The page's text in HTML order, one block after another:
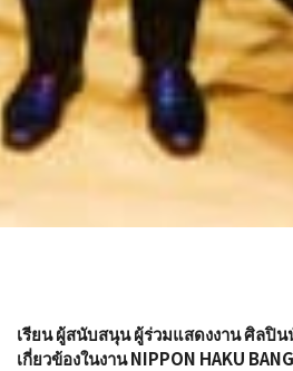
เรียน ผู้สนับสนุน ผู้ร่วมแสดงงาน ศิลปิ
เกี่ยวข้องในงาน NIPPON HAKU